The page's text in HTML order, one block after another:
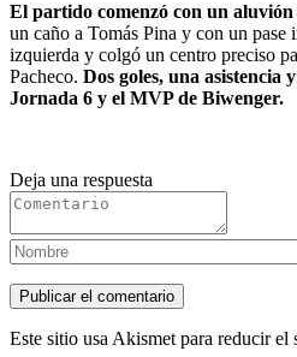
El partido comenzó con un
un caño a Tomás Pina y con un
izquierda y colgó un centro preciso
Pacheco. Dos goles, una
Jornada 6 y el MVP de Biwenger.
Deja una respuesta
Este sitio usa Akismet para reducir el